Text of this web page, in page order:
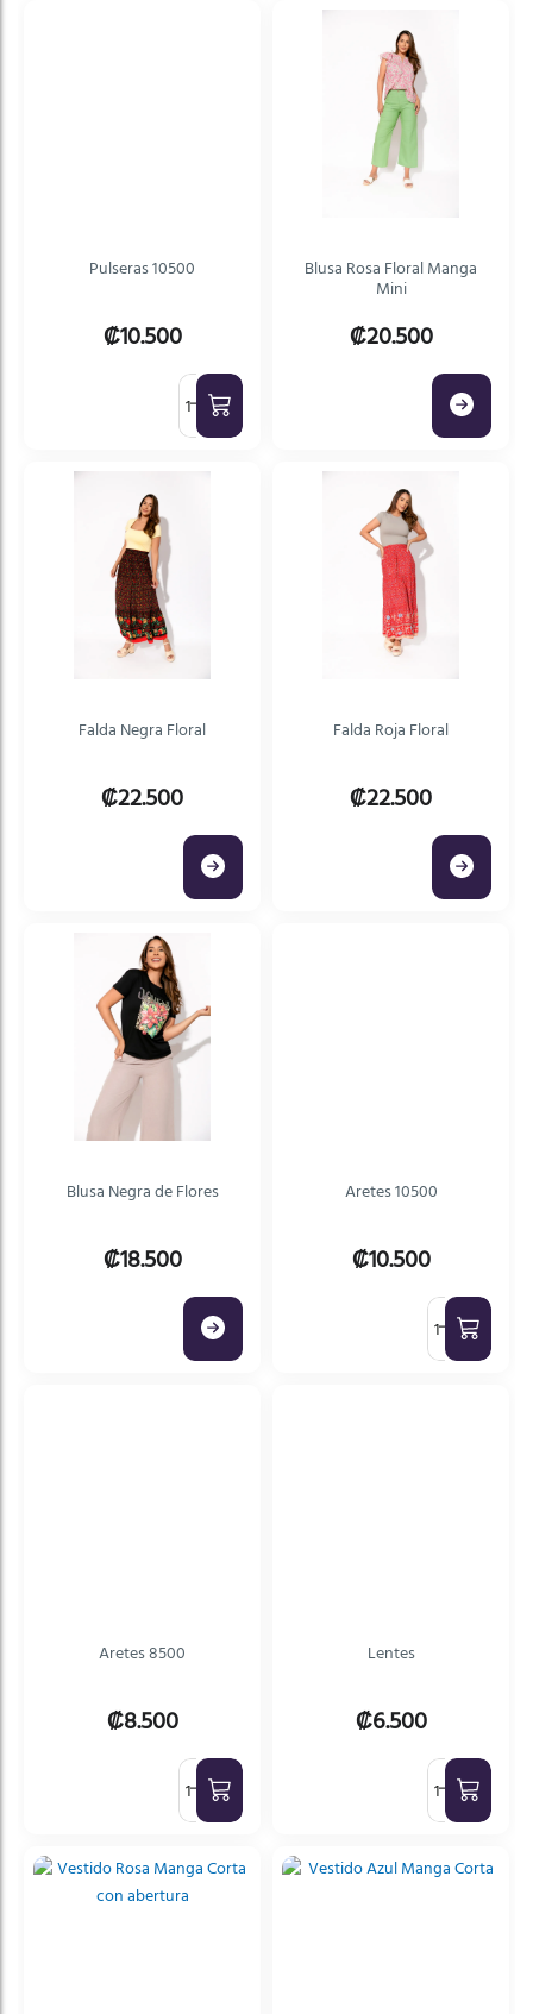
Pulseras 10500
₡10.500
Blusa Rosa Floral Manga
Mini
₡20.500
Falda Negra Floral
₡22.500
Falda Roja Floral
₡22.500
Blusa Negra de Flores
₡18.500
Aretes 10500
₡10.500
Aretes 8500
₡8.500
Lentes
₡6.500